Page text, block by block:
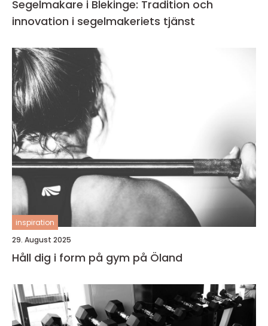
Segelmakare i Blekinge: Tradition och
innovation i segelmakeriets tjänst
inspiration
29. August 2025
Håll dig i form på gym på Öland